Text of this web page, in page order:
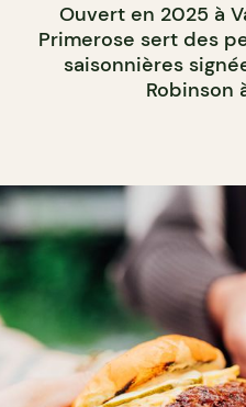
Ouvert en 2025 à
Primerose sert des
saisonnières
Robinson